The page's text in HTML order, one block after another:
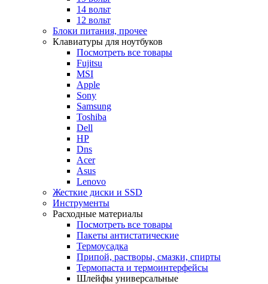
14 вольт
12 вольт
Блоки питания, прочее
Клавиатуры для ноутбуков
Посмотреть все товары
Fujitsu
MSI
Apple
Sony
Samsung
Toshiba
Dell
HP
Dns
Acer
Asus
Lenovo
Жесткие диски и SSD
Инструменты
Расходные материалы
Посмотреть все товары
Пакеты антистатические
Термоусадка
Припой, растворы, смазки, спирты
Термопаста и термоинтерфейсы
Шлейфы универсальные